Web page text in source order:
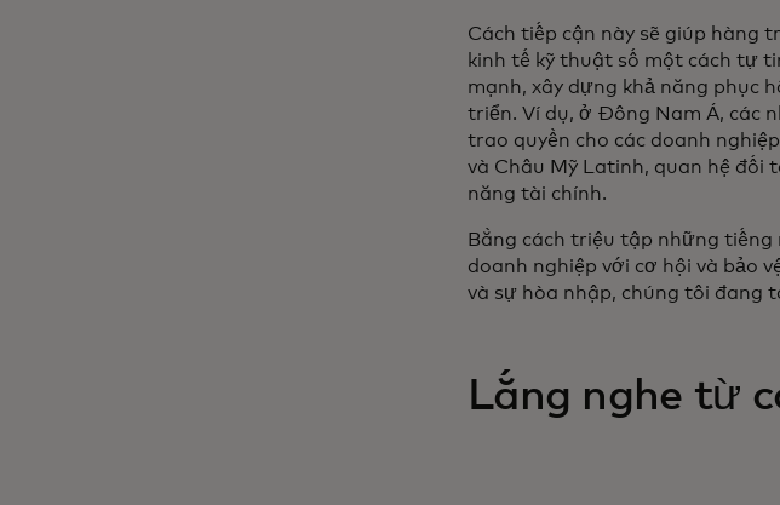
Cách tiếp cận này sẽ giúp hàng
kinh tế kỹ thuật số một cách tự
mạnh, xây dựng khả năng phục
triển. Ví dụ, ở Đông Nam Á, các
trao quyền cho các doanh
và Châu Mỹ Latinh, quan hệ đối
năng tài chính.
Bằng cách triệu tập những
doanh nghiệp với cơ hội và bảo
và sự hòa nhập, chúng tôi đang
Lắng nghe từ